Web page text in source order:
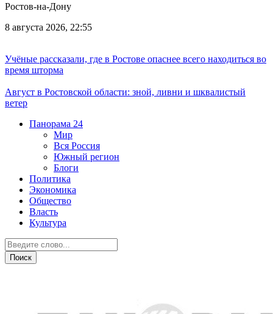
Ростов-на-Дону
8 августа 2026, 22:55
Учёные рассказали, где в Ростове опаснее всего находиться во
время шторма
Август в Ростовской области: зной, ливни и шквалистый
ветер
Панорама 24
Мир
Вся Россия
Южный регион
Блоги
Политика
Экономика
Общество
Власть
Культура